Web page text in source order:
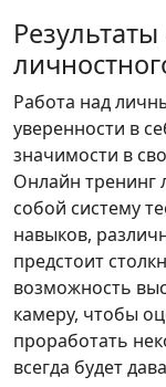
Работа над
уверенности в
значимости в
Онлайн тренинг
собой систему
навыков,
предстоит
возможность
камеру, чтобы
проработать
всегда будет